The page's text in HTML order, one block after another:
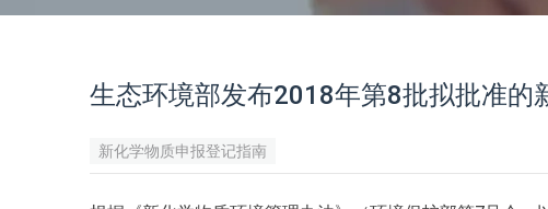
生态环境部发布2018年第8批拟批准的
新化学物质申报登记指南